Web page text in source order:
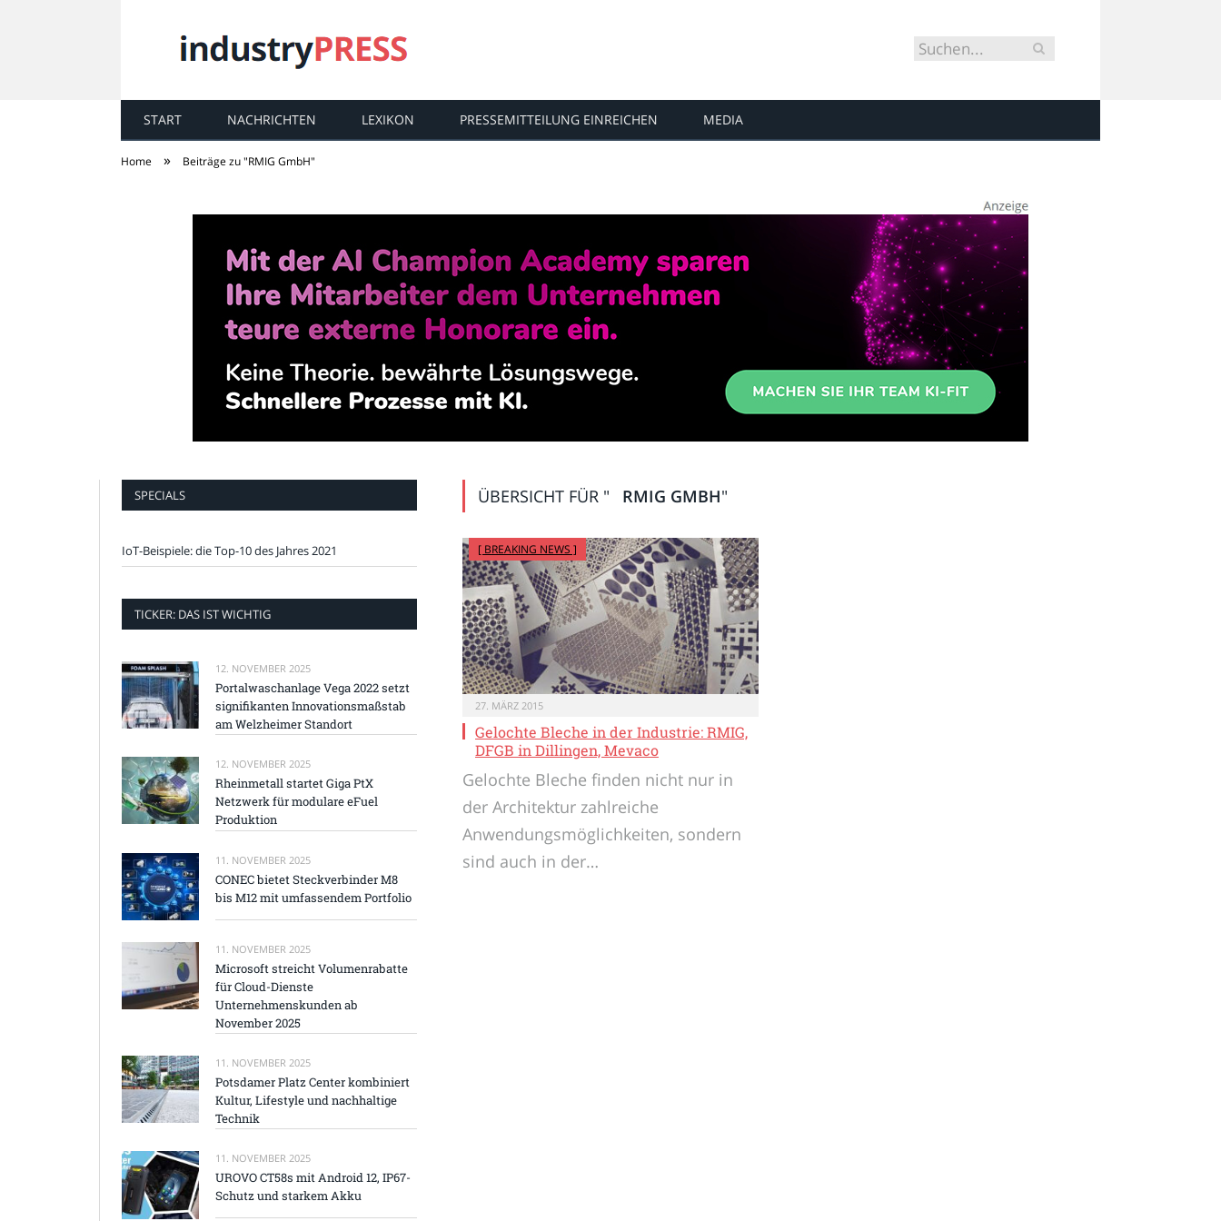
industryPRESS
START NACHRICHTEN LEXIKON PRESSEMITTEILUNG EINREICHEN MEDIA
Home » Beiträge zu "RMIG GmbH"
ÜBERSICHT FÜR " RMIG GMBH"
[ BREAKING NEWS ]
27. MÄRZ 2015
Gelochte Bleche in der Industrie: RMIG,
DFGB in Dillingen, Mevaco
Gelochte Bleche finden nicht nur in
der Architektur zahlreiche
Anwendungsmöglichkeiten, sondern
sind auch in der…
SPECIALS
IoT-Beispiele: die Top-10 des Jahres 2021
TICKER: DAS IST WICHTIG
12. NOVEMBER 2025
Portalwaschanlage Vega 2022 setzt
signifikanten Innovationsmaßstab
am Welzheimer Standort
12. NOVEMBER 2025
Rheinmetall startet Giga PtX
Netzwerk für modulare eFuel
Produktion
11. NOVEMBER 2025
CONEC bietet Steckverbinder M8
bis M12 mit umfassendem Portfolio
11. NOVEMBER 2025
Microsoft streicht Volumenrabatte
für Cloud-Dienste
Unternehmenskunden ab
November 2025
11. NOVEMBER 2025
Potsdamer Platz Center kombiniert
Kultur, Lifestyle und nachhaltige
Technik
11. NOVEMBER 2025
UROVO CT58s mit Android 12, IP67-
Schutz und starkem Akku